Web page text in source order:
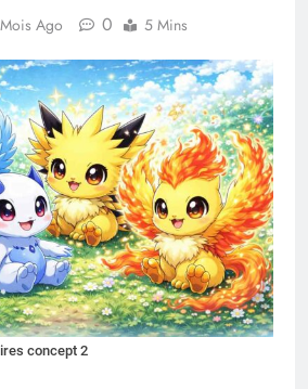
Ago 0 5 Mins
concept 2